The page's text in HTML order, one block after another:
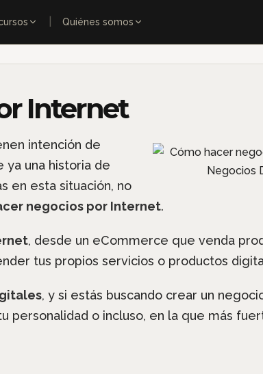
Quiénes somos
Internet
intención de
ya una historia de
en esta situación, no
negocios por Internet.
, desde un eCommerce que venda
tus propios servicios o productos
, y si estás buscando crear un
personalidad o incluso, en la que más